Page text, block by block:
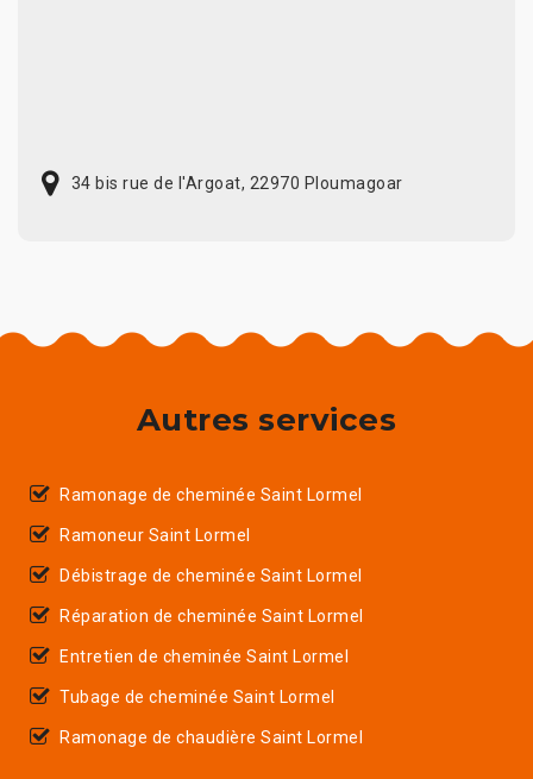
34 bis rue de l'Argoat, 22970 Ploumagoar
Autres services
Ramonage de cheminée Saint Lormel
Ramoneur Saint Lormel
Débistrage de cheminée Saint Lormel
Réparation de cheminée Saint Lormel
Entretien de cheminée Saint Lormel
Tubage de cheminée Saint Lormel
Ramonage de chaudière Saint Lormel